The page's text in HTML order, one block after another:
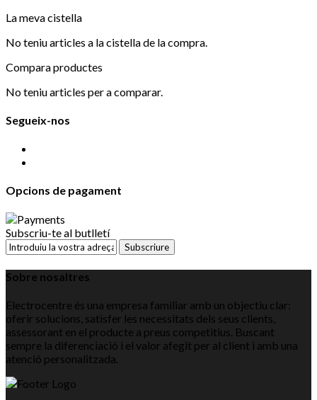
La meva cistella
No teniu articles a la cistella de la compra.
Compara productes
No teniu articles per a comparar.
Segueix-nos
Opcions de pagament
Subscriu-te al butlletí
Subscriure
Sobre nosaltres
Electrocentre és una empresa familiar amb un objectiu clar:
oferir solucions, satisfer les necessitats dels seus clients,
assessorant en el producte a preus competitius. Buscant
sempre la diferenciació i el valor afegit per al client i amb una
atenció personalitzada.